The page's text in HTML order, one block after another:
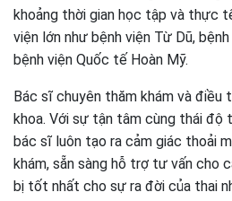
khoảng thời gian học tập và thực
viện lớn như bệnh viện Từ Dũ,
bệnh viện Quốc tế Hoàn Mỹ.
Bác sĩ chuyên thăm khám và điều
khoa. Với sự tận tâm cùng thái độ
bác sĩ luôn tạo ra cảm giác thoải
khám, sẵn sàng hỗ trợ tư vấn cho
bị tốt nhất cho sự ra đời của thai